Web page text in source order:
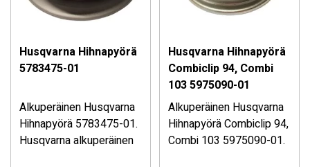
Husqvarna Hihnapyörä
5783475-01
Alkuperäinen Husqvarna
Hihnapyörä 5783475-01.
Husqvarna alkuperäinen
Husqvarna Hihnapyörä
Combiclip 94, Combi
103 5975090-01
Alkuperäinen Husqvarna
Hihnapyörä Combiclip 94,
Combi 103 5975090-01.